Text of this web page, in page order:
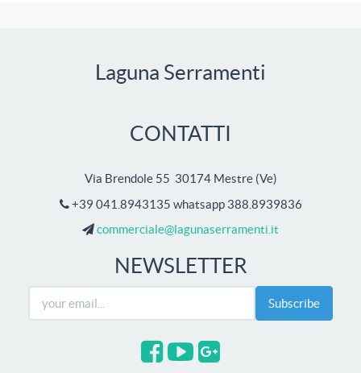
Laguna Serramenti
CONTATTI
Via Brendole 55 30174 Mestre(Ve)
+39 041.8943135 whatsapp 388.8939836
commerciale@lagunaserramenti.it
NEWSLETTER
Subscribe